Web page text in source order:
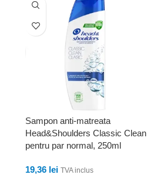
Sampon anti-matreata
Head&Shoulders Classic Clean
pentru par normal, 250ml
19,36 lei TVA inclus